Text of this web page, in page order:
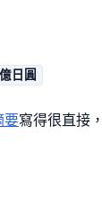
日圓
要寫得很直接